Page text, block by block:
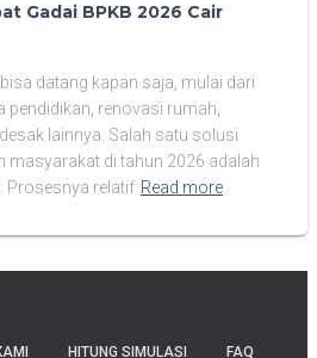
Gadai BPKB 2026 Cair
datang kapan saja, mulai dari
pendidikan, renovasi rumah,
lainnya. Salah satu solusi
masyarakat di tahun 2026 adalah
Prosesnya relatif Read more
HITUNG SIMULASI FAQ